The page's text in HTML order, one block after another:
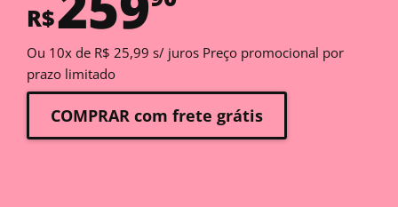
R$
Ou 10x de R$ 25,99 s/ juros Preço promocional por
prazo limitado
COMPRAR com frete grátis